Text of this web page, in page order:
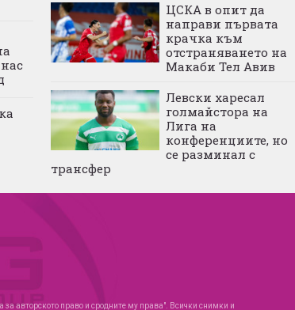
ЦСКА в опит да
направи първата
крачка към
отстраняването на
Макаби Тел Авив
Левски харесал
голмайстора на
Лига на
конференциите, но
се разминал с
трансфер
за авторското право и сродните му права". Всички снимки и